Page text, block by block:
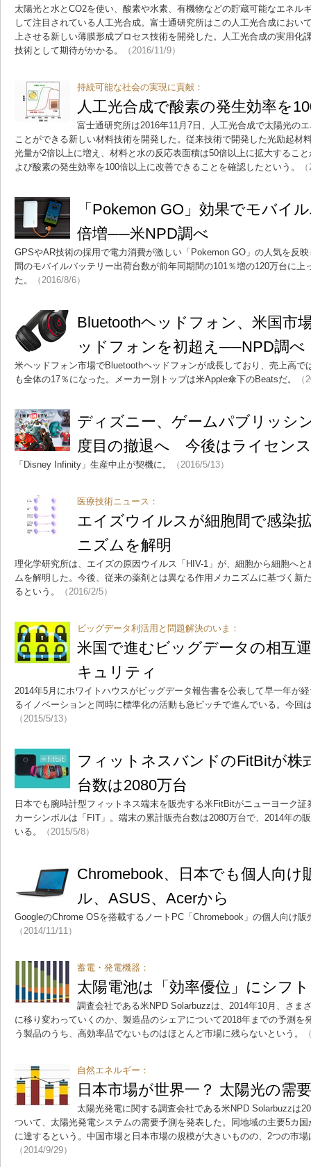
太陽光と水とCO2を使い、酸素や水素、有機物などの貯蔵可能なエネル
して注目されている人工光合成。富士通研究所はこの人工光合成におい
上させる新しい薄膜形成プロセス技術を開発した。人工光合成の実用化
技術として期待がかかる。
（2016/11/9）
持続可能な社会の実現に貢献：
人工光合成で酸素の発生効率を
富士通研究所は2016年11月7日、人工光合成で太陽光の
ことができる新しい材料技術を開発した。従来技術で開発した光励起材
光量が2倍以上に増え、材料と水の反応表面積は50倍以上に拡大するこ
よび酸素の発生効率を100倍以上に改善できることを確認したという。
「Pokemon GO」効果でモバイ
倍増──米NPD調べ
GPSやAR技術の採用で電力消費が激しい「Pokemon GO」の人気を反
間のモバイルバッテリー出荷台数が前年同期間の101％増の120万台に上
た。
（2016/8/6）
Bluetoothヘッドフォン、米国市
ッドフォンを初超え──NPD調べ
米ヘッドフォン市場でBluetoothヘッドフォンが成長しており、売上高で
も全体の17％になった。メーカー別トップは米Apple傘下のBeatsだ。
ディズニー、ゲームパブリッシ
度目の撤退へ 今後はライセン
「Disney Infinity」生産中止が契機に。 （2016/5/13）
医療技術ニュース：
エイズウイルスが細胞間で感染
ニズムを解明
理化学研究所は、エイズの原因ウイルス「HIV-1」が、細胞から細胞へ
ムを解明した。今後、従来の薬剤とは異なる作用メカニズムに基づく新
るという。
（2016/2/5）
ビッグデータ利活用と問題解決のいま：
米国で進むビッグデータの相互
キュリティ
2014年5月にホワイトハウスがビッグデータ報告書を公表して早一年が
るイノベーションと同時に標準化の活動も急ピッチで進んでいる。今回
（2015/5/13）
フィットネスバンドのFitBitが
台数は2080万台
日本でも腕時計型フィットネス端末を販売する米FitBitがニューヨーク
カーシンボルは「FIT」。端末の累計販売台数は2080万台で、2014年の
いる。
（2015/5/8）
Chromebook、日本でも個人向
ル、ASUS、Acerから
GoogleのChrome OSを搭載するノートPC「Chromebook」の個人向け販
（2014/11/11）
蓄電・発電機器：
太陽電池は「効率優位」にシフ
調査会社である米NPD Solarbuzzは、2014年10月、さま
に移り変わっていくのか、製造品のシェアについて2018年までの予測を
う製品のうち、高効率品でないものはほとんど市場に残らないという。
自然エネルギー：
日本市場が世界一？ 太陽光の需
太陽光発電に関する調査会社である米NPD Solarbuzzは
ついて、太陽光発電システムの需要予測を発表した。同地域の主要5カ
に達するという。中国市場と日本市場の規模が大きいものの、2つの市
（2014/9/29）